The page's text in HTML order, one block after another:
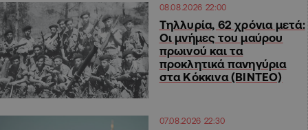
08.08.2026 22:00
Τηλλυρία, 62 χρόνια μετά:
Οι μνήμες του μαύρου
πρωινού και τα
προκλητικά πανηγύρια
στα Κόκκινα (ΒΙΝΤΕΟ)
07.08.2026 22:30